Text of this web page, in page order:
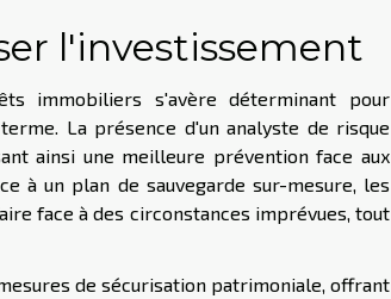
l'investissement
immobiliers s'avère déterminant pour
La présence d'un analyste de risque
ainsi une meilleure prévention face aux
à un plan de sauvegarde sur-mesure, les
face à des circonstances imprévues, tout
de sécurisation patrimoniale, offrant